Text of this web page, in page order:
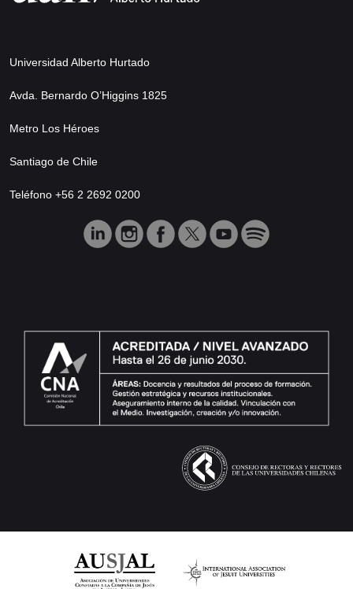
Universidad Alberto Hurtado
Avda. Bernardo O’Higgins 1825
Metro Los Héroes
Santiago de Chile
Teléfono +56 2 2692 0200